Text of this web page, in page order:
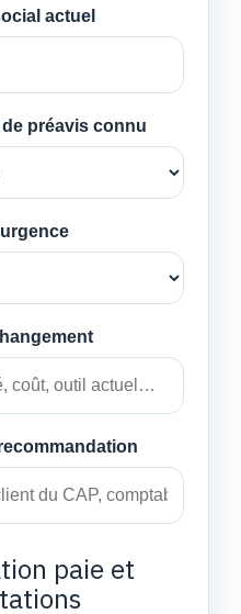
actuel
préavis connu
paie et